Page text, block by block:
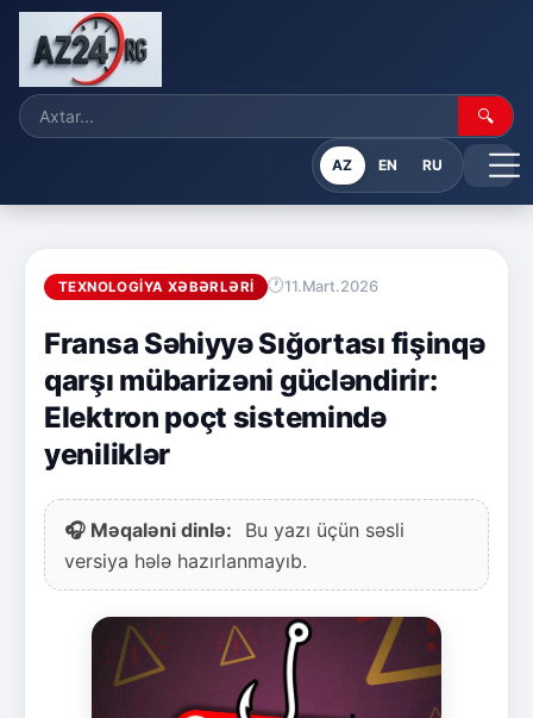
🔍
AZ EN RU
TEXNOLOGIYA XƏBƏRLƏRI 11.Mart.2026
Fransa Səhiyyə Sığortası fişinqə
qarşı mübarizəni gücləndirir:
Elektron poçt sistemində
yeniliklər
🎧 Məqaləni dinlə:
Bu yazı üçün səsli
versiya hələ hazırlanmayıb.